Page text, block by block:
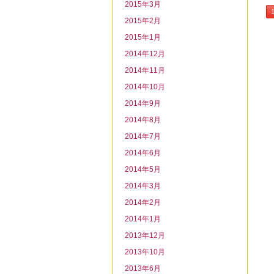
2015年3月
2015年2月
2015年1月
2014年12月
2014年11月
2014年10月
2014年9月
2014年8月
2014年7月
2014年6月
2014年5月
2014年3月
2014年2月
2014年1月
2013年12月
2013年10月
2013年6月
1